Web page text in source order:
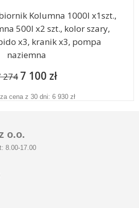
Kolumna 1000l x1szt.,
500l x2 szt., kolor szary,
x3, kranik x3, pompa
naziemna
274 7 100 zł
cena z 30 dni: 6 930 zł
o.o.
8.00-17.00